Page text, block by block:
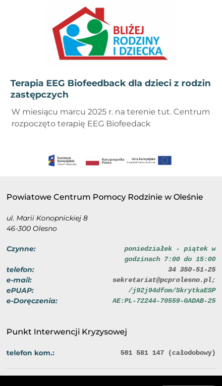
Terapia EEG Biofeedback dla dzieci z rodzin
zastępczych
W miesiącu marcu 2025 r. na terenie tut. Centrum
rozpoczęto terapię EEG Biofeedack
Powiatowe Centrum Pomocy Rodzinie w Oleśnie
ul. Marii Konopnickiej 8
46-300 Olesno
Czynne:
poniedziałek - piątek w
godzinach 7:00 do 15:00
telefon: 34 350-51-25
e-mail: sekretariat@pcprolesno.pl;
ePUAP: /j92j94dfom/SkrytkaESP
e-Doręczenia: AE:PL-72244-70559-GADAB-25
Punkt Interwencji Kryzysowej
telefon kom.: 501 581 147 (całodobowy)